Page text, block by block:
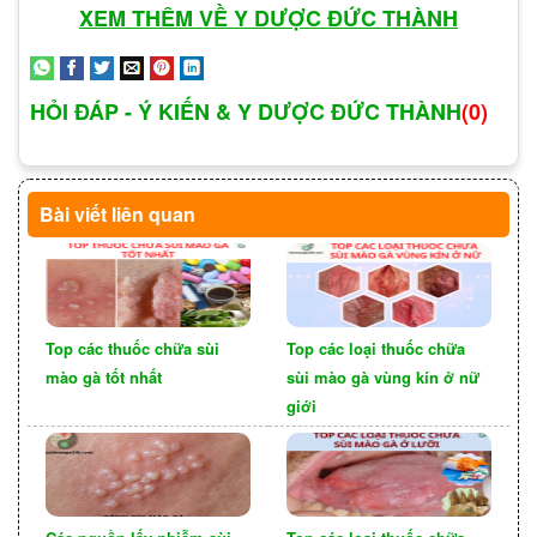
thể. Dưới đây là những phương pháp chuẩn đoán
chính cho sùi mào gà:
Kiểm tra lâm sàng: Bác sĩ sẽ kiểm tra kỹ lưỡng
vùng kín và niêm mạc cổ tử cung để tìm kiếm
sự hiện diện của sùi mào gà. Các sùi mào gà
thường có dạng mụn nhỏ, sùi nhô lên, hoặc
ánh sáng trên da hoặc niêm mạc.
XEM THÊM VỀ Y DƯỢC ĐỨC THÀNH
HỎI ĐÁP - Ý KIẾN & Y DƯỢC ĐỨC THÀNH(0)
Bài viết liên quan
Top các thuốc chữa sùi
mào gà tốt nhất
Top các loại thuốc chữa
sùi mào gà vùng kín ở nữ
giới